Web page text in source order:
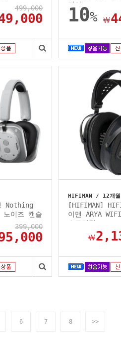
499,000
리아...
10% ￦
Nothing
이즈 캔슬
399,000
HIFIMAN / 12개월
[HIFIMAN]
이맨 ARYA
스트리밍...
￦
6 7 8 >>